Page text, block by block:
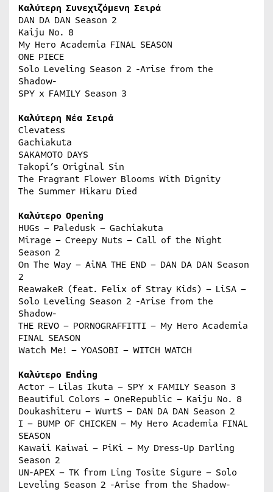
Καλύτερη Συνεχιζόμενη Σειρά
DAN DA DAN Season 2
Kaiju No. 8
My Hero Academia FINAL SEASON
ONE PIECE
Solo Leveling Season 2 -Arise from the
Shadow-
SPY x FAMILY Season 3
Καλύτερη Νέα Σειρά
Clevatess
Gachiakuta
SAKAMOTO DAYS
Takopi’s Original Sin
The Fragrant Flower Blooms With Dignity
The Summer Hikaru Died
Καλύτερο Opening
HUGs – Paledusk – Gachiakuta
Mirage – Creepy Nuts – Call of the Night
Season 2
On The Way – AiNA THE END – DAN DA DAN Season
2
ReawakeR (feat. Felix of Stray Kids) – LiSA –
Solo Leveling Season 2 -Arise from the
Shadow-
THE REVO – PORNOGRAFFITTI – My Hero Academia
FINAL SEASON
Watch Me! – YOASOBI – WITCH WATCH
Καλύτερο Ending
Actor – Lilas Ikuta – SPY x FAMILY Season 3
Beautiful Colors – OneRepublic – Kaiju No. 8
Doukashiteru – WurtS – DAN DA DAN Season 2
I – BUMP OF CHICKEN – My Hero Academia FINAL
SEASON
Kawaii Kaiwai – PiKi – My Dress-Up Darling
Season 2
UN-APEX – TK from Ling Tosite Sigure – Solo
Leveling Season 2 -Arise from the Shadow-